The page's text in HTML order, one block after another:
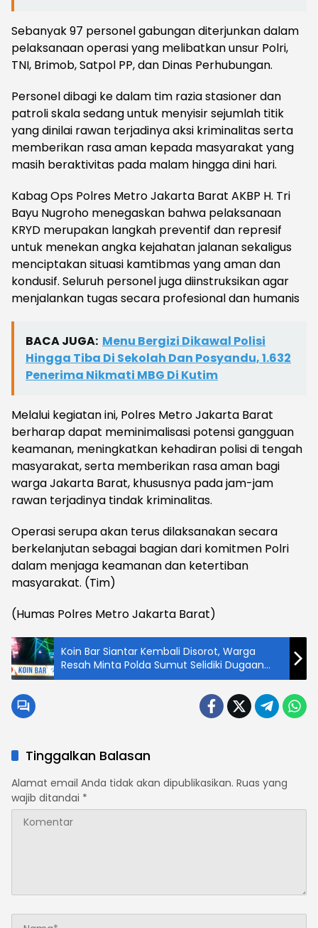
Sebanyak 97 personel gabungan diterjunkan dalam
pelaksanaan operasi yang melibatkan unsur Polri,
TNI, Brimob, Satpol PP, dan Dinas Perhubungan.
Personel dibagi ke dalam tim razia stasioner dan
patroli skala sedang untuk menyisir sejumlah titik
yang dinilai rawan terjadinya aksi kriminalitas serta
memberikan rasa aman kepada masyarakat yang
masih beraktivitas pada malam hingga dini hari.
Kabag Ops Polres Metro Jakarta Barat AKBP H. Tri
Bayu Nugroho menegaskan bahwa pelaksanaan
KRYD merupakan langkah preventif dan represif
untuk menekan angka kejahatan jalanan sekaligus
menciptakan situasi kamtibmas yang aman dan
kondusif. Seluruh personel juga diinstruksikan agar
menjalankan tugas secara profesional dan humanis
BACA JUGA: Menu Bergizi Dikawal Polisi
Hingga Tiba Di Sekolah Dan Posyandu, 1.632
Penerima Nikmati MBG Di Kutim
Melalui kegiatan ini, Polres Metro Jakarta Barat
berharap dapat meminimalisasi potensi gangguan
keamanan, meningkatkan kehadiran polisi di tengah
masyarakat, serta memberikan rasa aman bagi
warga Jakarta Barat, khususnya pada jam-jam
rawan terjadinya tindak kriminalitas.
Operasi serupa akan terus dilaksanakan secara
berkelanjutan sebagai bagian dari komitmen Polri
dalam menjaga keamanan dan ketertiban
masyarakat. (Tim)
(Humas Polres Metro Jakarta Barat)
Koin Bar Siantar Kembali Disorot, Warga
Resah Minta Polda Sumut Selidiki Dugaan
Peredaran Narkotika Secara Menyeluruh
Tinggalkan Balasan
Alamat email Anda tidak akan dipublikasikan. Ruas yang
wajib ditandai *